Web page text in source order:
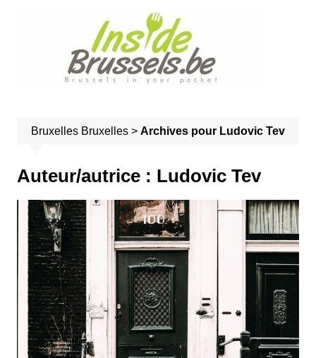
Bruxelles Bruxelles> Archives pour Ludovic Tev
Auteur/autrice : Ludovic Tev